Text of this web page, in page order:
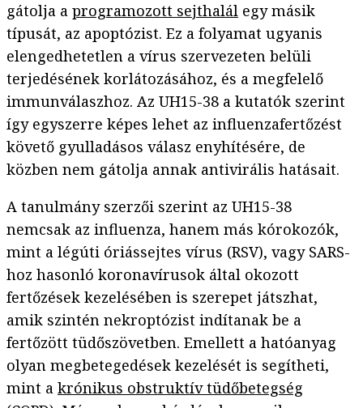
gátolja a programozott sejthalál egy másik
típusát, az apoptózist. Ez a folyamat ugyanis
elengedhetetlen a vírus szervezeten belüli
terjedésének korlátozásához, és a megfelelő
immunválaszhoz. Az UH15-38 a kutatók szerint
így egyszerre képes lehet az influenzafertőzést
követő gyulladásos válasz enyhítésére, de
közben nem gátolja annak antivirális hatásait.
A tanulmány szerzői szerint az UH15-38
nemcsak az influenza, hanem más kórokozók,
mint a légúti óriássejtes vírus (RSV), vagy SARS-
hoz hasonló koronavírusok által okozott
fertőzések kezelésében is szerepet játszhat,
amik szintén nekroptózist indítanak be a
fertőzött tüdőszövetben. Emellett a hatóanyag
olyan megbetegedések kezelését is segítheti,
mint a krónikus obstruktív tüdőbetegség